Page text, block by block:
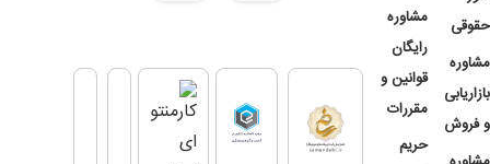
حقوقی
مشاوره
بازاریابی
و فروش
مشاوره
رایگان
قوانین و
مقررات
حریم